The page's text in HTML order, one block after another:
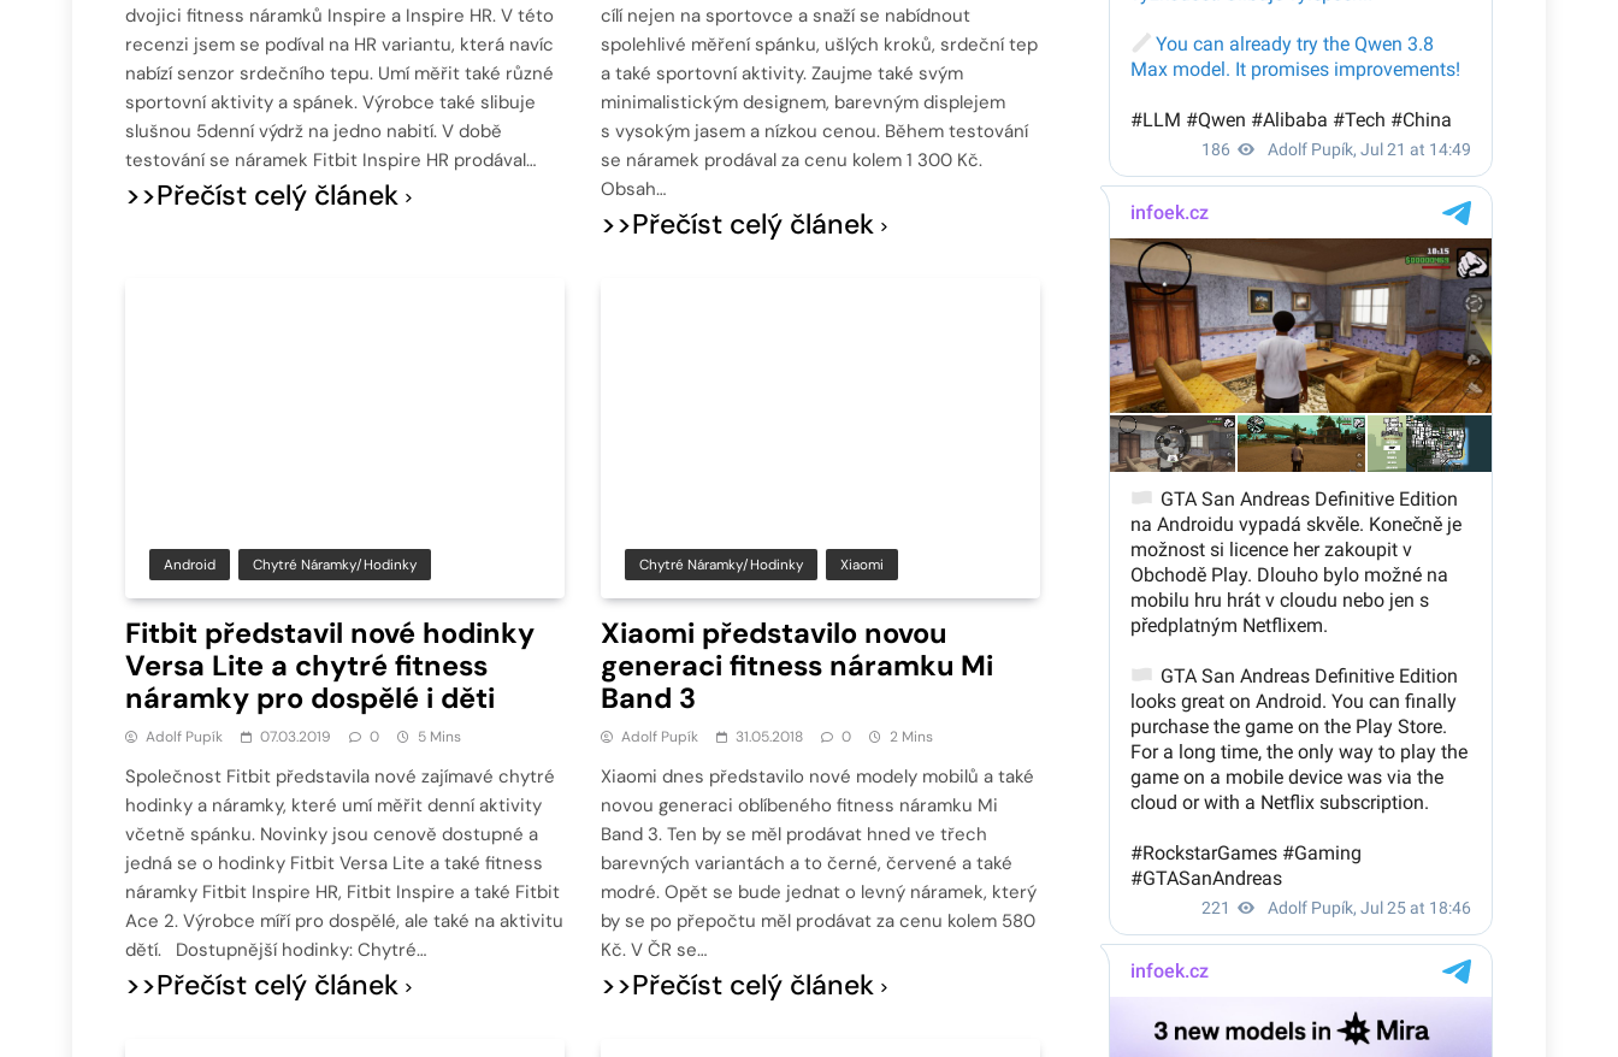
dvojici fitness náramků Inspire a Inspire HR. V této
recenzi jsem se podíval na HR variantu, která navíc
nabízí senzor srdečního tepu. Umí měřit také různé
sportovní aktivity a spánek. Výrobce také slibuje
slušnou 5denní výdrž na jedno nabití. V době
testování se náramek Fitbit Inspire HR prodával…
>>Přečíst celý článek
cílí nejen na sportovce a snaží se nabídnout
spolehlivé měření spánku, ušlých kroků, srdeční tep
a také sportovní aktivity. Zaujme také svým
minimalistickým designem, barevným displejem
s vysokým jasem a nízkou cenou. Během testování
se náramek prodával za cenu kolem 1 300 Kč.
Obsah…
>>Přečíst celý článek
Android Chytré Náramky/hodinky
Fitbit představil nové hodinky
Versa Lite a chytré fitness
náramky pro dospělé i děti
Adolf Pupík 07.03.2019 0 5 Mins
Společnost Fitbit představila nové zajímavé chytré
hodinky a náramky, které umí měřit denní aktivity
včetně spánku. Novinky jsou cenově dostupné a
jedná se o hodinky Fitbit Versa Lite a také fitness
náramky Fitbit Inspire HR, Fitbit Inspire a také Fitbit
Ace 2. Výrobce míří pro dospělé, ale také na aktivitu
dětí. Dostupnější hodinky: Chytré…
>>Přečíst celý článek
Chytré Náramky/hodinky Xiaomi
Xiaomi představilo novou
generaci fitness náramku Mi
Band 3
Adolf Pupík 31.05.2018 0 2 Mins
Xiaomi dnes představilo nové modely mobilů a také
novou generaci oblíbeného fitness náramku Mi
Band 3. Ten by se měl prodávat hned ve třech
barevných variantách a to černé, červené a také
modré. Opět se bude jednat o levný náramek, který
by se po přepočtu měl prodávat za cenu kolem 580
Kč. V ČR se…
>>Přečíst celý článek